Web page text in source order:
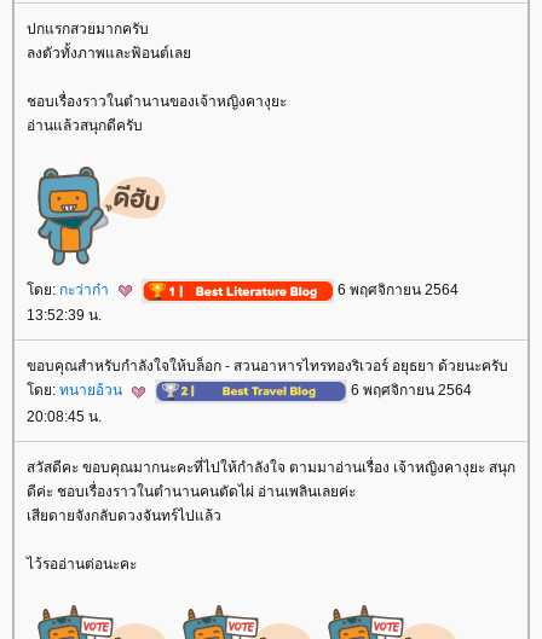
ปกแรกสวยมากครับ
ลงตัวทั้งภาพและฟ้อนต์เล
ชอบเรื่องราวในตำนานของเจ้าหญิงคางุยะ
อ่านแล้วสนุกดีครับ
ดย: กะว่าก๋า
6 พฤศจิกายน 2564
13:52:39 น.
ขอบคุณสำหรับกำลังใจให้บล็อก - สวนอาหารไทรทองริเวอร์ อยุธยา ด้วยนะครับ
ดย: ทนายอ้วน
6 พฤศจิกายน 2564
20:08:45 น.
สวัสดีคะ ขอบคุณมากนะคะที่ไปให้กำลังใจ ตามมาอ่านเรื่อง เจ้าหญิงคางุยะ สนุก
ดีค่ะ ชอบเรื่องราวในตำนานคนตัดไผ่ อ่านเพลินเลยค่ะ
เสียดายจังกลับดวงจันทร์ไปแล้ว
ไว้รออ่านต่อนะคะ